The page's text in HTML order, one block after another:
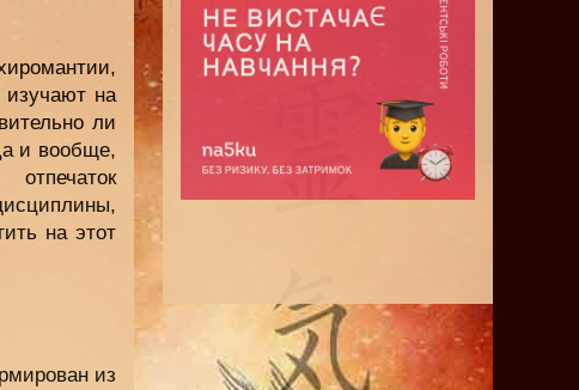
изучают на
ли
и вообще,
на этот
из